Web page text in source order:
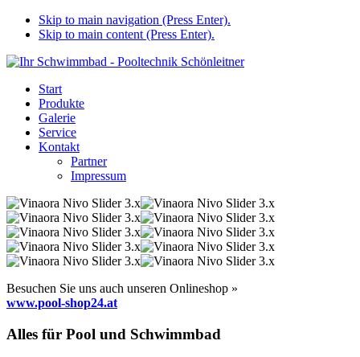
Skip to main navigation (Press Enter).
Skip to main content (Press Enter).
Start
Produkte
Galerie
Service
Kontakt
Partner
Impressum
Besuchen Sie uns auch unseren Onlineshop »
www.pool-shop24.at
Alles für Pool und Schwimmbad